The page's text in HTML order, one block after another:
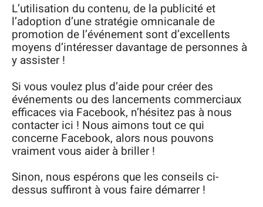
L’utilisation du contenu, de la publicité et
l’adoption d’une stratégie omnicanale de
promotion de l’événement sont d’excellents
moyens d’intéresser davantage de personnes à
y assister !
Si vous voulez plus d’aide pour créer des
événements ou des lancements commerciaux
efficaces via Facebook, n’hésitez pas à nous
contacter ici ! Nous aimons tout ce qui
concerne Facebook, alors nous pouvons
vraiment vous aider à briller !
Sinon, nous espérons que les conseils ci-
dessus suffiront à vous faire démarrer !